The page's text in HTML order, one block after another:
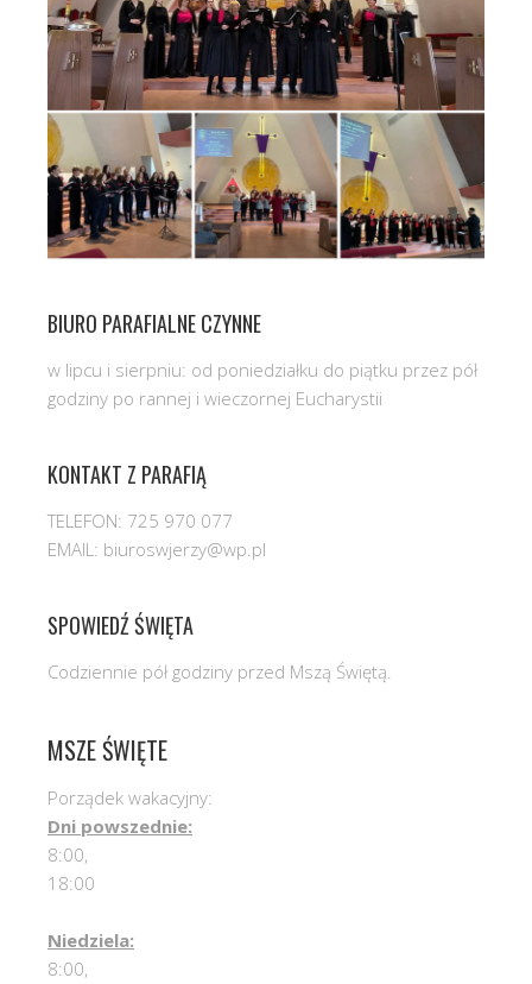
BIURO PARAFIALNE CZYNNE
w lipcu i sierpniu: od poniedziałku do piątku przez pół
godziny po rannej i wieczornej Eucharystii
KONTAKT Z PARAFIĄ
TELEFON: 725 970 077
EMAIL: biuroswjerzy@wp.pl
SPOWIEDŹ ŚWIĘTA
Codziennie pół godziny przed Mszą Świętą.
MSZE ŚWIĘTE
Porządek wakacyjny:
Dni powszednie:
8:00,
18:00
Niedziela:
8:00,